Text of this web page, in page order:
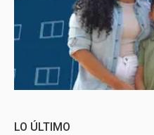
LO ÚLTIMO